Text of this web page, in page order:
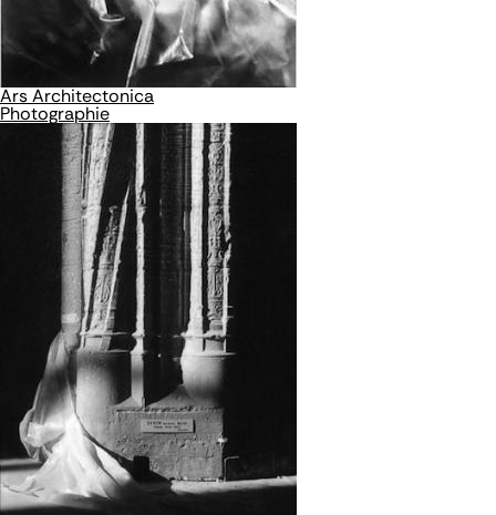
Ars Architectonica
Photographie